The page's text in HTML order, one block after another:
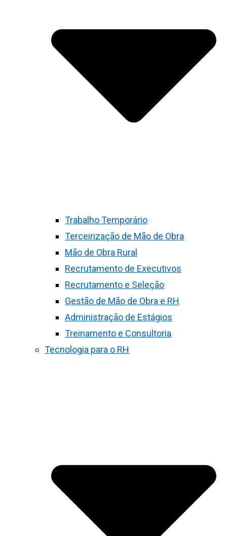
Trabalho Temporário
Terceirização de Mão de Obra
Mão de Obra Rural
Recrutamento de Executivos
Recrutamento e Seleção
Gestão de Mão de Obra e RH
Administração de Estágios
Treinamento e Consultoria
Tecnologia para o RH